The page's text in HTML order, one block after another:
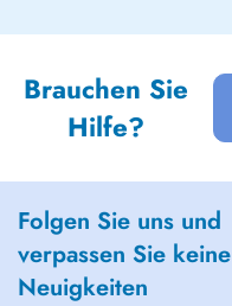
Brauchen Sie
Hilfe?
Folgen Sie uns und
verpassen Sie keine
Neuigkeiten